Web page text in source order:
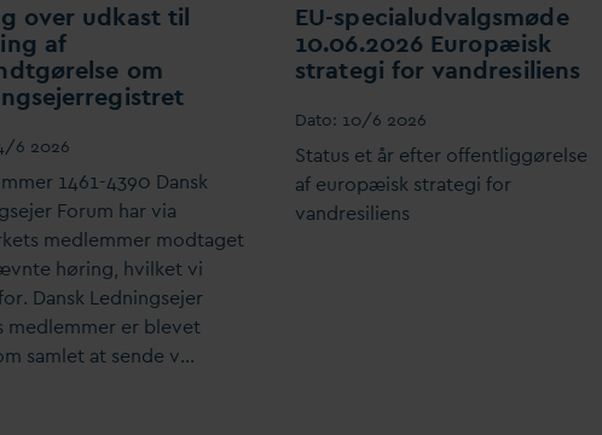
over udkast til
af
om
6 2026
1461-4390 Dansk
Forum har via
medlemmer modtaget
høring, hvilket vi
Dansk Ledningsejer
medlemmer er blevet
samlet at sende v…
EU-specialudvalgsmøde
10.06.2026 Europæisk
strategi forvandresiliens
Dato: 10/6 2026
Status et år efter offentliggørelse
af europæisk strategi for
vandresiliens